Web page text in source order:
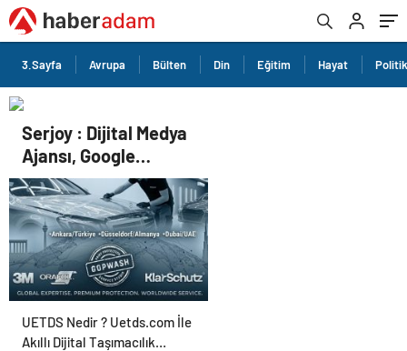
3.Sayfa Avrupa Bülten Din Eğitim Hayat
Serjoy : Dijital Medya
Ajansı, Google
Reklam Ajansı, SEO
Ajansı ve Web
Tasarım Ajansı
UETDS Nedir ? Uetds.com İle
Akıllı Dijital Taşımacılık